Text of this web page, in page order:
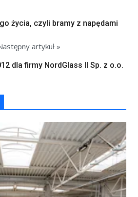
życia, czyli bramy z napędami
artykuł »
dla firmy NordGlass II Sp. z o.o.